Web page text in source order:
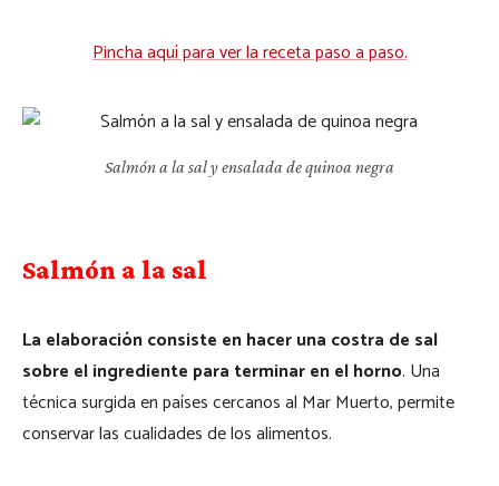
Pincha aquí para ver la receta paso a paso.
Salmón a la sal y ensalada de quinoa negra
Salmón a la sal
La elaboración consiste en hacer una costra de sal
sobre el ingrediente para terminar en el horno. Una
técnica surgida en países cercanos al Mar Muerto, permite
conservar las cualidades de los alimentos.